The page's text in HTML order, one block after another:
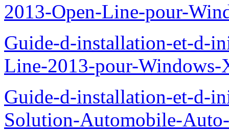
2013-Open-Line-pour-
Guide-d-installation-et-d-
Line-2013-pour-Windows-
Guide-d-installation-et-d-
Solution-Automobile-